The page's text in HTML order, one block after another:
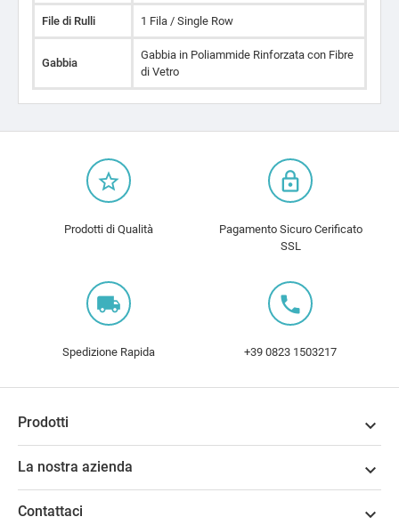
File di Rulli 1 Fila / Single Row
Gabbia
Gabbia in Poliammide Rinforzata con Fibre
di Vetro
star_border
Prodotti di Qualità
lock_outline
Pagamento Sicuro Cerificato
SSL
local_shipping
Spedizione Rapida
local_phone
+39 0823 1503217
Prodotti 
La nostra azienda 
Contattaci 